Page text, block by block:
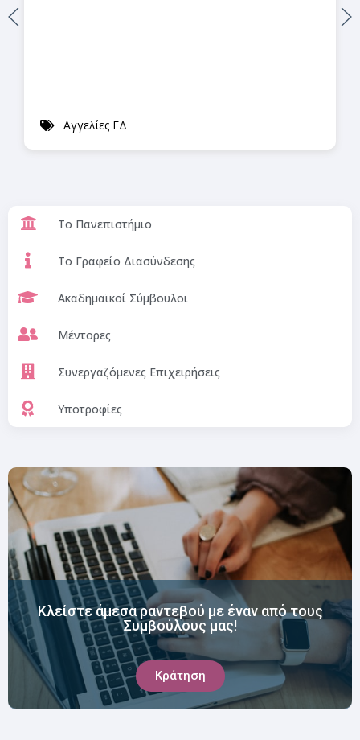
Αγγελίες ΓΔ
Το Πανεπιστήμιο
Το Γραφείο Διασύνδεσης
Ακαδημαϊκοί Σύμβουλοι
Μέντορες
Συνεργαζόμενες Επιχειρήσεις
Υποτροφίες
Κλείστε άμεσα ραντεβού με έναν από τους
Συμβούλους μας!
Κράτηση